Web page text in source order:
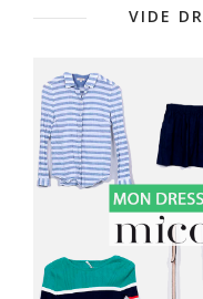
VIDE